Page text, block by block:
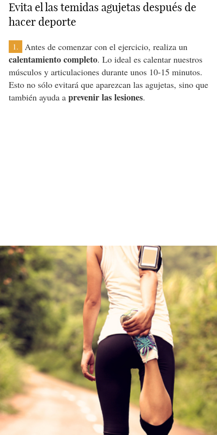
Evita el las temidas agujetas después de
hacer deporte
1. Antes de comenzar con el ejercicio, realiza un
calentamiento completo. Lo ideal es calentar nuestros
músculos y articulaciones durante unos 10-15 minutos.
Esto no sólo evitará que aparezcan las agujetas, sino que
también ayuda a prevenir las lesiones.